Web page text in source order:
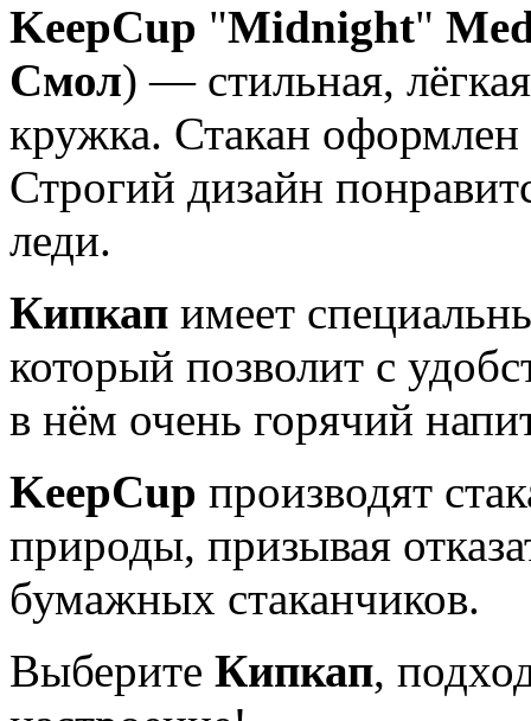
KeepCup "Midnight"
Смол) — стильная,
кружка. Стакан
Строгий дизайн
леди.
Кипкап имеет
который позволит с
в нём очень горячий
KeepCup производят
природы, призывая
бумажных стаканчиков.
Выберите Кипкап,